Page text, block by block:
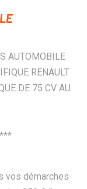
AUTOMOBILE
RENAULT
DE 75 CV AU
vos démarches